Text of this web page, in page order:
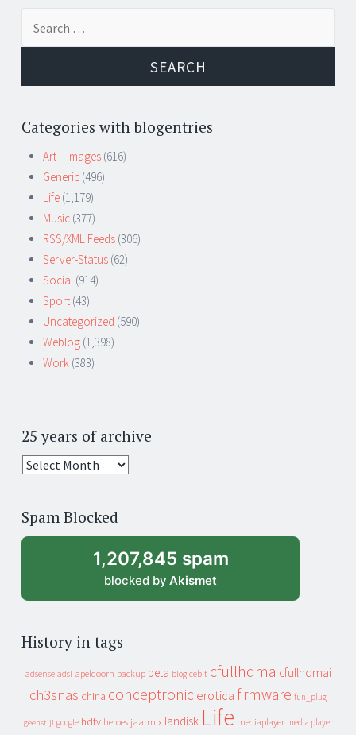
Categories with blogentries
Art – Images (616)
Generic (496)
Life (1,179)
Music (377)
RSS/XML Feeds (306)
Server-Status (62)
Social (914)
Sport (43)
Uncategorized (590)
Weblog (1,398)
Work (383)
25 years of archive
25
archive
Spam Blocked
1,207,845 spam
blocked by Akismet
History in tags
adsense adsl apeldoorn backup beta blog cebit cfullhdma cfullhdmai
ch3snas china conceptronic erotica firmware fun_plug
geenstijl google hdtv heroes jaarmix landisk Life mediaplayer media player